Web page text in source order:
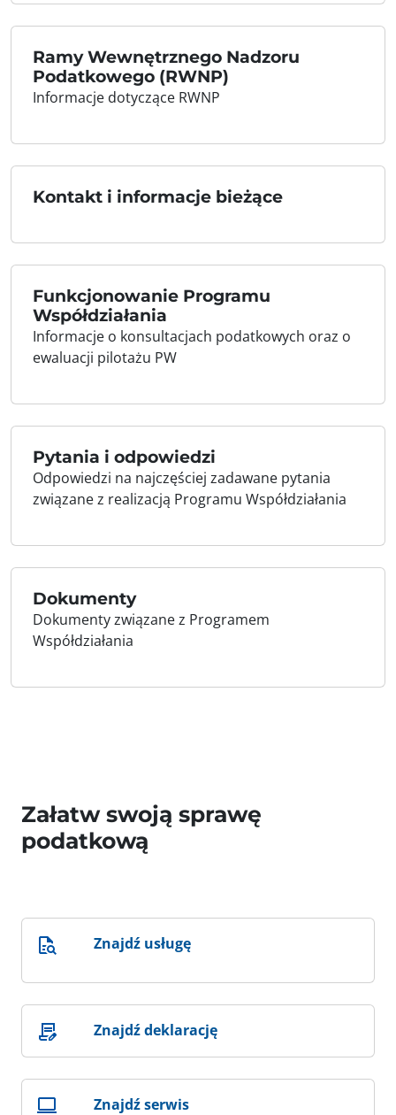
Ramy Wewnętrznego Nadzoru
Podatkowego (RWNP)
Informacje dotyczące RWNP
Kontakt i informacje bieżące
Funkcjonowanie Programu
Współdziałania
Informacje o konsultacjach podatkowych oraz o
ewaluacji pilotażu PW
Pytania i odpowiedzi
Odpowiedzi na najczęściej zadawane pytania
związane z realizacją Programu Współdziałania
Dokumenty
Dokumenty związane z Programem
Współdziałania
Załatw swoją sprawę
podatkową
Znajdź usługę
Znajdź deklarację
Znajdź serwis